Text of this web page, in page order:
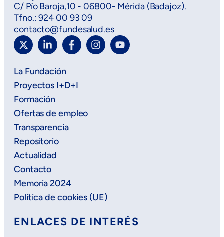
C/ Pío Baroja,10 - 06800- Mérida (Badajoz).
Tfno.: 924 00 93 09
contacto@fundesalud.es
La Fundación
Proyectos I+D+I
Formación
Ofertas de empleo
Transparencia
Repositorio
Actualidad
Contacto
Memoria 2024
Política de cookies (UE)
ENLACES DE INTERÉS